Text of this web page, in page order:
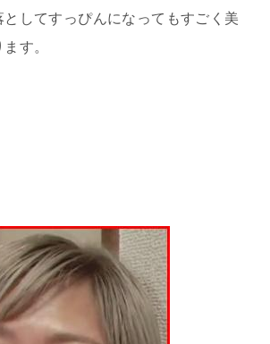
してすっぴんになってもすごく美
す。